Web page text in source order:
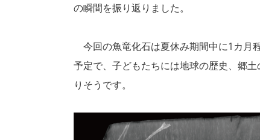
の瞬間を振り返りました。
今回の魚竜化石は夏休み期間中に1カ月
予定で、子どもたちには地球の歴史、郷
りそうです。